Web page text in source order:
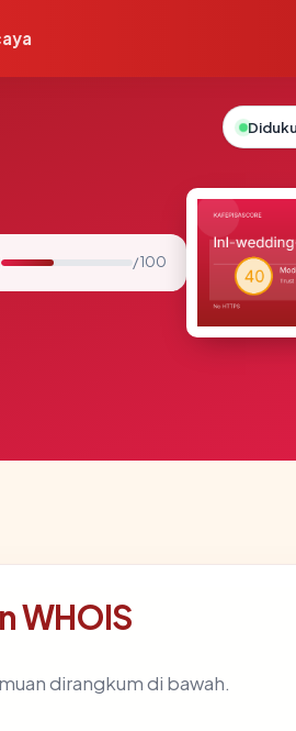
/ 100
WHOIS
dirangkum di bawah.